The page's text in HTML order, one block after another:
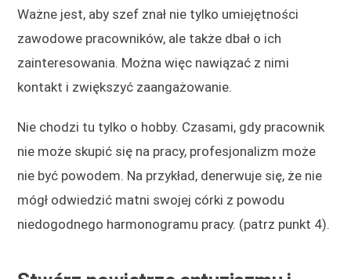
Ważne jest, aby szef znał nie tylko umiejętności
zawodowe pracowników, ale także dbał o ich
zainteresowania. Można więc nawiązać z nimi
kontakt i zwiększyć zaangażowanie.
Nie chodzi tu tylko o hobby. Czasami, gdy pracownik
nie może skupić się na pracy, profesjonalizm może
nie być powodem. Na przykład, denerwuje się, że nie
mógł odwiedzić matni swojej córki z powodu
niedogodnego harmonogramu pracy. (patrz punkt 4).